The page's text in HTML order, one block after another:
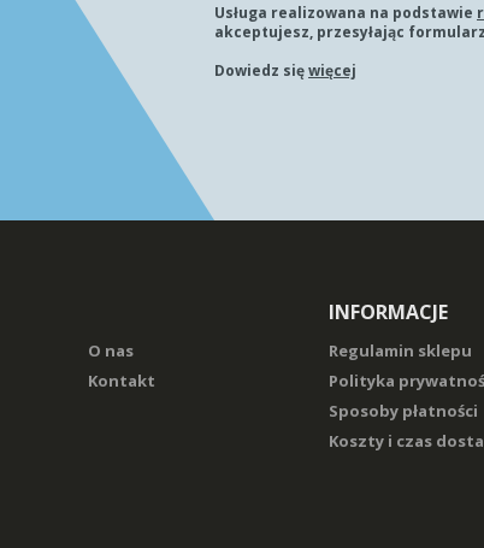
Usługa realizowana na podstawie
akceptujesz, przesyłając
Dowiedz sięwięcej
O nas
Kontakt
INFORMACJE
Regulamin sklepu
Polityka
Sposoby płatności
Koszty i czas